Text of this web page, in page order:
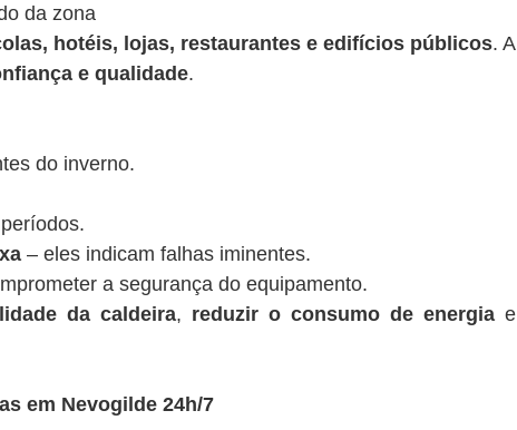
da zona
hotéis, lojas, restaurantes e edifícios públicos. A
e qualidade.
do inverno.
– eles indicam falhas iminentes.
a segurança do equipamento.
da caldeira, reduzir o consumo de energia e
em Nevogilde 24h/7